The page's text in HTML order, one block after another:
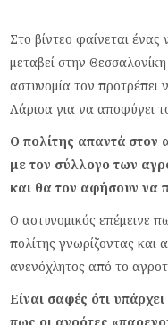
Στο βίντεο φαίνεται
μεταβεί στην
αστυνομία τον
Λάρισα για να αποφύγει
Ο πολίτης απαντά στον
με τον σύλλογο των
και θα τον αφήσουν να
Ο αστυνομικός επέμεινε
πολίτης γνωρίζοντας και
ανενόχλητος από το
Είναι σαφές ότι